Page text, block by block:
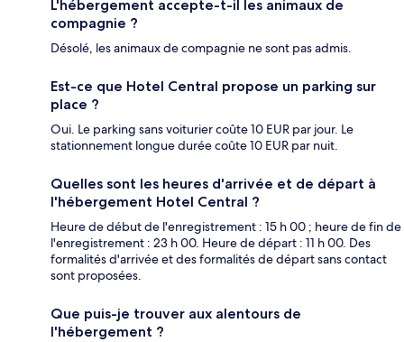
L'hébergement accepte-t-il les animaux de
compagnie ?
Désolé, les animaux de compagnie ne sont pas admis.
Est-ce que Hotel Central propose un parking sur
place ?
Oui. Le parking sans voiturier coûte 10 EUR par jour. Le
stationnement longue durée coûte 10 EUR par nuit.
Quelles sont les heures d'arrivée et de départ à
l'hébergement Hotel Central ?
Heure de début de l'enregistrement : 15 h 00 ; heure de fin de
l'enregistrement : 23 h 00. Heure de départ : 11 h 00. Des
formalités d'arrivée et des formalités de départ sans contact
sont proposées.
Que puis-je trouver aux alentours de
l'hébergement ?